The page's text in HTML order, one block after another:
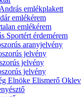
emlékplakett
emlékérem
emlékérem
Sportért érdemérem
aranyjelvény
jelvény
jelvény
jelvény
Elnöke Elismerő